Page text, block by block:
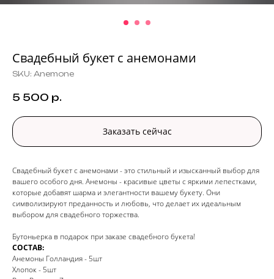
Свадебный букет с анемонами
SKU: Anemone
5 500 р.
Заказать сейчас
Свадебный букет с анемонами - это стильный и изысканный выбор для
вашего особого дня. Анемоны - красивые цветы с яркими лепестками,
которые добавят шарма и элегантности вашему букету. Они
символизируют преданность и любовь, что делает их идеальным
выбором для свадебного торжества.
Бутоньерка в подарок при заказе свадебного букета!
СОСТАВ:
Анемоны Голландия - 5шт
Хлопок - 5шт